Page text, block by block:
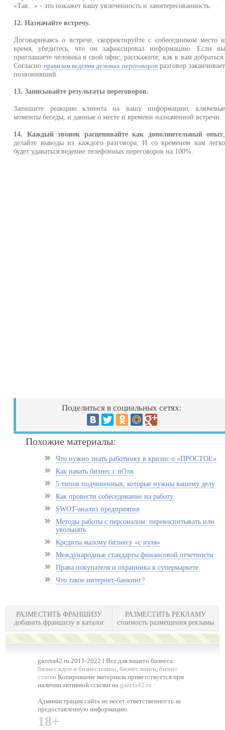
«Так...» - это покажет вашу увлеченность и заинтересованность.
12. Назначайте встречу.
Договариваясь о встрече, скорректируйте с собеседником место и
время, убедитесь, что он зафиксировал информацию. Если вы
приглашаете человека в свой офис, расскажите, как к вам добраться.
Согласно правилам ведения деловых переговоровразговор заканчивает
позвонивший.
13. Записывайте результаты переговоров.
Запишите реакцию клиента на вашу информацию, ключевые
моменты беседы, и данные о месте и времени назначенной встречи.
14. Каждый звонок расценивайте как дополнительный опыт
делайте выводы из каждого разговора. И со временем вам легко
будет удаваться ведение телефонных переговоров на 100%.
Поделиться в социальных сетях:
Похожие материалы:
Что нужно знать работнику в кризис о «ПРОСТОЕ»
Как начать бизнес с нОля
5 типов подчиненных, которые нужны вашему делу
Как провести собеседование на работу
SWOT-анализ предприятия
Методы работы с персоналом: перевоспитывать или
увольнять
Кредиты малому бизнесу «с нуля»
Международные стандарты финансовой отчетности
Права покупателя и охранника в супермаркете
Что такое интернет-банкинг?
РАЗМЕСТИТЬ ФРАНШИЗУ
добавить франшизу в каталог
РАЗМЕСТИТЬ РЕКЛАМУ
стоимость размещения рекламы
gazeta42.ru 2011-2022 l Все для вашего бизнеса:
бизнес идеи и бизнес планы,бизнес книги,бизнес
статьи Копирование материала приветствуется при
наличии активной ссылки на gazeta42.ru
Администрация сайта не несет ответственность за
предоставленную информацию.
18+